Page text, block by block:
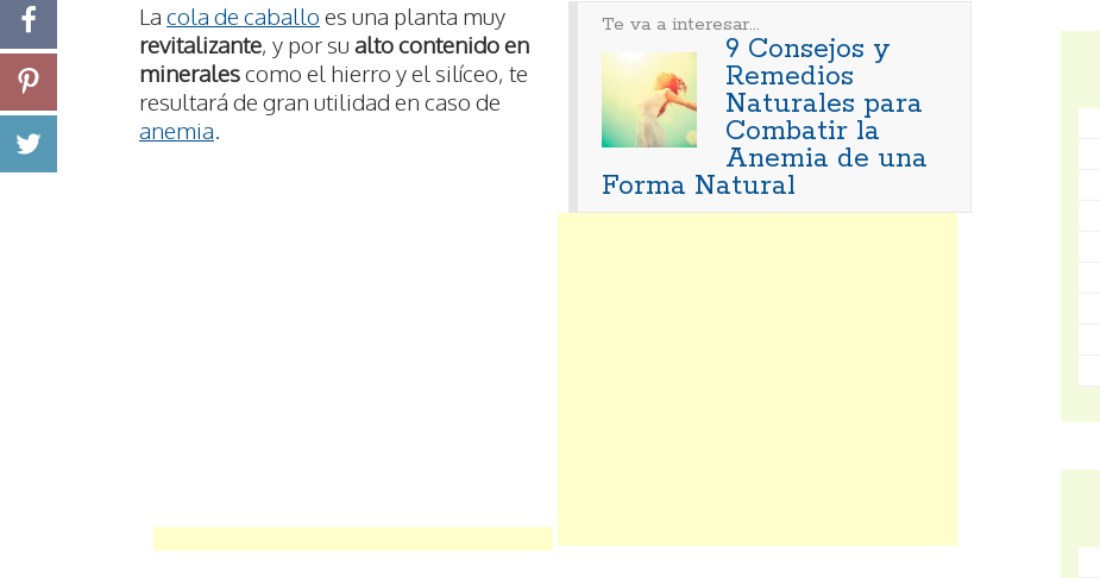
Te va a interesar...
9 Consejos y
Remedios
Naturales para
Combatir la
Anemia de una
Forma Natural
La cola de caballo es una planta muy
revitalizante, y por su alto contenido en
mineralescomo el hierro y el silíceo, te
resultará de gran utilidad en caso de
anemia.